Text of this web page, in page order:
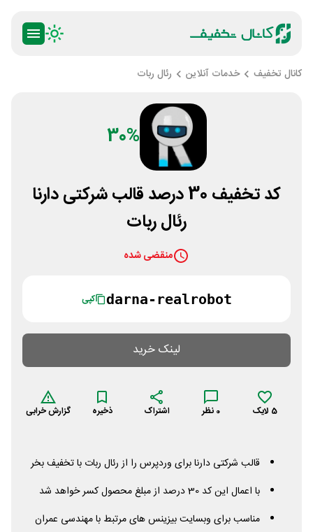
کانال تخفیف خدمات آنلاین رئال ربات
30%
کد تخفیف 30 درصد قالب شرکتی دارنا
رئال ربات
منقضی شده
darna-realrobot کپی
لینک خرید
5 لایک 0 نظر اشتراک ذخیره گزارش خرابی
قالب شرکتی دارنا برای وردپرس را از رئال ربات با تخفیف بخر
با اعمال این کد 30 درصد از مبلغ محصول کسر خواهد شد
مناسب برای وبسایت بیزینس های مرتبط با مهندسی عمران